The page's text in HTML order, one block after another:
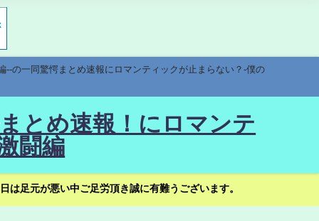
の一同驚愕まとめ速報にロマンティックが止まらない？-僕の
とめ速報！にロマンテ
闘編
足元が悪い中ご足労頂き誠に有難うございます。